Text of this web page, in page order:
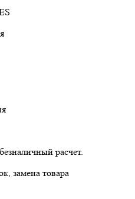
расчет.
замена товара